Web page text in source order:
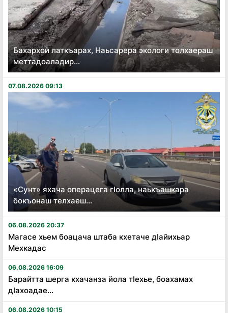
Бахархой латкъарах, Наьсарера экологи толхаераш
меттадоаладир...
07.08.2026 09:13
«Сунт» яхача операцега гӏолла, наькъашкара
бокъонаш телхаеш...
06.08.2026 20:37
Магасе хьем боацача штаба кхетаче дӏайихьар
Мехкадас
06.08.2026 16:09
Барайтта шерга кхачанза йола тӏехье, боахамах
дӏахоадае...
06.08.2026 10:15